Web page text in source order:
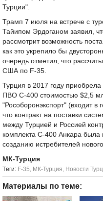
Турции".
Трамп 7 июля на встрече с
Тайипом Эрдоганом заявил,
рассмотрит возможность
как это укрепило бы
очередь отметил, что
США по F-35.
Турция в 2017 году
ПВО С-400 стоимостью $2,5
"Рособоронэкспорт" (входит
что контракт на поставки
между Турцией и Россией
комплекта С-400 Анкара
созданию истребителей
МК-Турция
Tеги: F-35, МК-Турция, Новости
Материалы по теме: